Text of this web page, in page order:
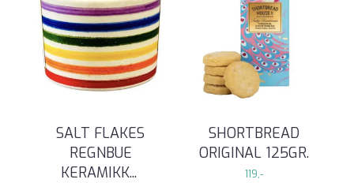
SALT FLAKES
REGNBUE
KERAMIKK...
SHORTBREAD
ORIGINAL 125GR.
119,-